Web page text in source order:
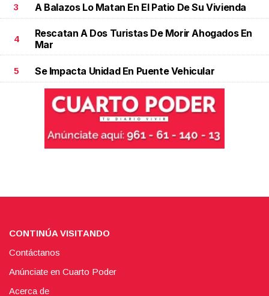
3 A Balazos Lo Matan En El Patio De Su Vivienda
4
Rescatan A Dos Turistas De Morir Ahogados En
Mar
5 Se Impacta Unidad En Puente Vehicular
CONTINÚA VISITANDO
Contáctanos
Anúnciate en Cuarto Poder
Acerca de